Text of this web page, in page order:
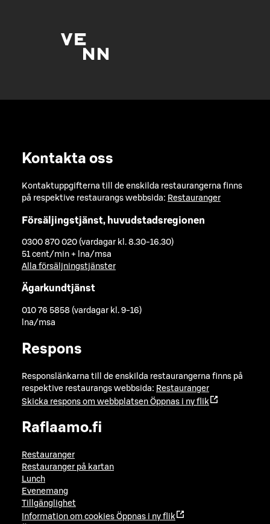
Kontakta oss
Kontaktuppgifterna till de enskilda restaurangerna finns
på respektive restaurangs webbsida: Restauranger
Försäljingstjänst, huvudstadsregionen
0300 870 020 (vardagar kl. 8.30-16.30)
51 cent/min + lna/msa
Alla försäljningstjänster
Ägarkundtjänst
010 76 5858 (vardagar kl. 9-16)
lna/msa
Respons
Responslänkarna till de enskilda restaurangerna finns på
respektive restaurangs webbsida: Restauranger
Skicka respons om webbplatsen Öppnas i ny flik
Raflaamo.fi
Restauranger
Restauranger på kartan
Lunch
Evenemang
Tillgänglighet
Information om cookies Öppnas i ny flik